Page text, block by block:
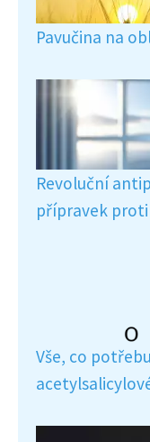
Pavučina na
Revoluční
přípravek
Vše, co